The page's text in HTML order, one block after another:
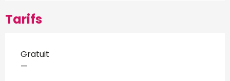
Tarifs
Gratuit
—